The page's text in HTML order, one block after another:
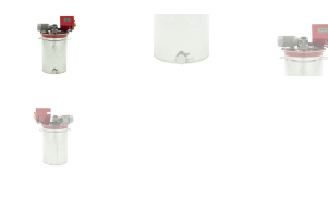
Meist
Minu konto
Ostukorv